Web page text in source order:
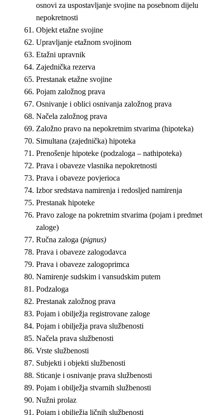
osnovi za uspostavljanje svojine na posebnom dijelu
nepokretnosti
Objekt etažne svojine
Upravljanje etažnom svojinom
Etažni upravnik
Zajednička rezerva
Prestanak etažne svojine
Pojam založnog prava
Osnivanje i oblici osnivanja založnog prava
Načela založnog prava
Založno pravo na nepokretnim stvarima (hipoteka)
Simultana (zajednička) hipoteka
Prenošenje hipoteke (podzaloga – nathipoteka)
Prava i obaveze vlasnika nepokretnosti
Prava i obaveze povjerioca
Izbor sredstava namirenja i redosljed namirenja
Prestanak hipoteke
Pravo zaloge na pokretnim stvarima (pojam i predmet
zaloge)
Ručna zaloga (pignus)
Prava i obaveze zalogodavca
Prava i obaveze zalogoprimca
Namirenje sudskim i vansudskim putem
Podzaloga
Prestanak založnog prava
Pojam i obilježja registrovane zaloge
Pojam i obilježja prava službenosti
Načela prava službenosti
Vrste službenosti
Subjekti i objekti službenosti
Sticanje i osnivanje prava službenosti
Pojam i obilježja stvarnih službenosti
Nužni prolaz
Pojam i obilježja ličnih službenosti